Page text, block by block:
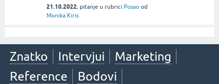
21.10.2022. pitanje u rubrici Posao od
Monika Kiris
Znatko Intervjui
Marketing
Reference
Bodovi